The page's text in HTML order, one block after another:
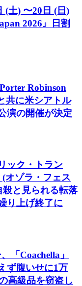
(土) 〜20日 (日)
2026』日割
Robinson
共に米シアトル
演の開催が決定
ック・トラン
オゾラ・フェス
と見られる転落
り上げ終了に
「Coachella」
ず腹いせに1万
高級品を窃盗し